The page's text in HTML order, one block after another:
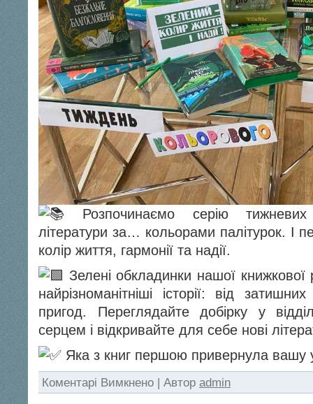
Розпочинаємо серію тижневих
літератури за… кольорами палітурок.
колір життя, гармонії та надії.
Зелені обкладинки нашої книжкової
найрізноманітніші історії: від
пригод. Переглядайте добірку у
серцем і відкривайте для себе нові
Яка з книг першою привернула вашу
Коментарі Вимкнено до
Оголошуємо
| Автор admin